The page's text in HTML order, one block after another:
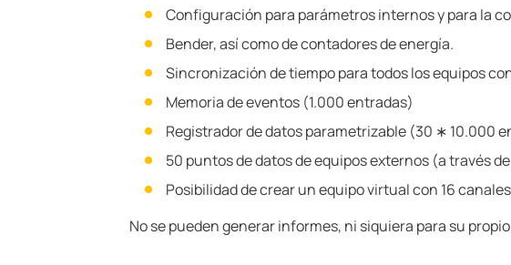
Configuración para parámetros internos y para la
Bender, así como de contadores de energía.
Sincronización de tiempo para todos los equipos
Memoria de eventos (1.000 entradas)
Registrador de datos parametrizable (30 ∗ 10.000
50 puntos de datos de equipos externos (a través
Posibilidad de crear un equipo virtual con 16 canales
No se pueden generar informes, ni siquiera para su